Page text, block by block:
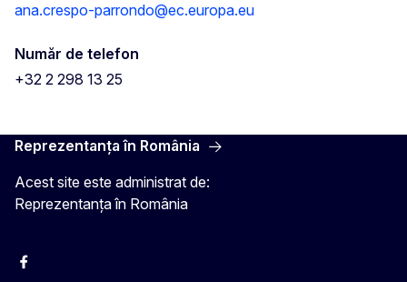
ana.crespo-parrondo@ec.europa.eu
Număr de telefon
+32 2 298 13 25
Reprezentanța în România
Acest site este administrat de:
Reprezentanța în România
Facebook